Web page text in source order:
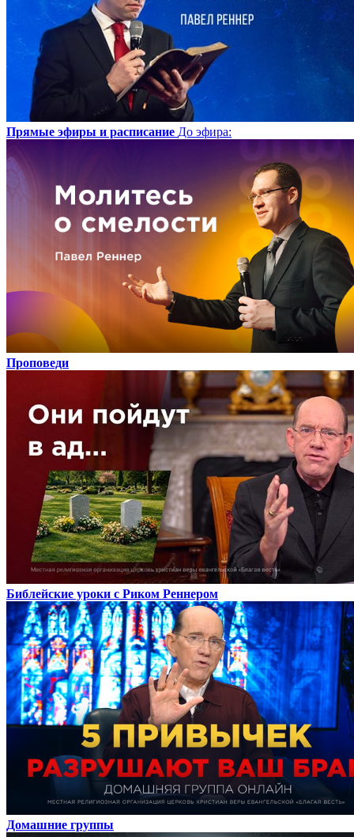
Прямые эфиры и расписание До эфира:
Проповеди
Библейские уроки с Риком Реннером
Домашние группы